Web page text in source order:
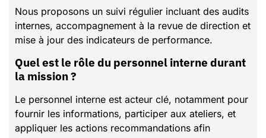
Nous proposons un suivi régulier incluant des audits
internes, accompagnement à la revue de direction et
mise à jour des indicateurs de performance.
Quel est le rôle du personnel interne durant
la mission ?
Le personnel interne est acteur clé, notamment pour
fournir les informations, participer aux ateliers, et
appliquer les actions recommandations afin